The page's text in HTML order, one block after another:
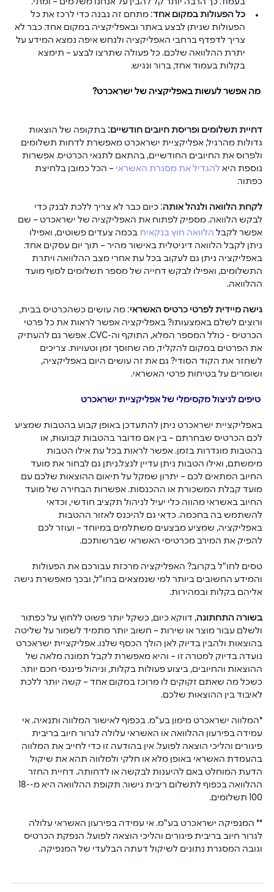
בעמוד. כך הרבה יותר קל להבין על אנחנו משלמים – ומתי.
כל הפעולות במקום אחד: מתחם זה נבנה כדי לרכז את כל
הפעולות שניתן לבצע באתר ובאפליקציה במקום אחד. כבר לא
צריך לדפדף ברחבי האפליקציה ולנחש איפה נמצא המידע על
יתרת ההלוואה שלכם. כל פעולה שתרצו לבצע – תימצא
בקלות בעמוד אחד, ברור ונגיש.
דחיית תשלומים ופריסת חיובים חודשיים: בתקופה של הוצאות
גדולות מהרגיל, אפליקציית ישראכרט מאפשרת לדחות תשלומים
ולפרוס את החיובים החודשיים, בהתאם לתנאי הכרטיס. אפשרות
נוספת היא להגדיל את מסגרת האשראי – הכל כמובן בלחיצת
כפתור.
לקחת הלוואה ולנהל אותה: כיום כבר לא צריך ללכת לבנק כדי
לבקש הלוואה. מספיק לפתוח את האפליקציה של ישראכרט – שם
אפשר לקבל הלוואה חוץ בנקאית בכמה צעדים פשוטים, ואפילו
ניתן לקבל הלוואה דיגיטלית באישור מהיר – תוך יום עסקים אחד.
באפליקציה ניתן גם לעקוב בכל עת אחרי מצב ההלוואה ויתרת
התשלומים, ואפילו לבקש דחייה של מספר תשלומים לסוף מועד
ההלוואה.
גישה מיידית לפרטי כרטיס האשראי: מה עושים כשהכרטיס בבית,
ורוצים לשלם באמצעותו? באפליקציה אפשר לראות את כל פרטי
הכרטיס - כולל המספר המלא, התוקף וה-CVC. אפשר גם להעתיק
את הפרטים במקום להקליד, מה שחוסך זמן וטעויות. צריכים
לשחזר את הקוד הסודי? גם את זה עושים היום באפליקציה,
ושומרים על בטיחות פרטי האשראי.
באפליקציית ישראכרט ניתן להתעדכן באופן קבוע בהטבות שמציע
לכם הכרטיס שבחרתם – בין אם מדובר בהטבות קבועות, או
בהטבות מוגדרות בזמן. אפשר לראות בכל עת אילו הטבות
מימשתם, ואילו הטבות ניתן עדיין לנצל.ניתן גם לבחור את מועד
החיוב המתאים לכם – יתרון שמקל על תיאום ההוצאות שלכם עם
מועד קבלת המשכורת או ההכנסות. אפשרות הבחירה של מועד
החיוב באשראי מהווה כלי יעיל לניהול תקציב חודשי, וכדאי
להשתמש בה בחכמה. כדאי גם להיכנס לאזור ההטבות
באפליקציה, שמציע מבצעים משתלמים במיוחד – ועוזר לכם
להפיק את המירב מכרטיסי האשראי שברשותכם.
טסים לחו"ל בקרוב? האפליקציה מרכזת עבורכם את הפעולות
והמידע החשובים ביותר למי שנמצאים בחו"ל, ובכך מאפשרת גישה
אליהם בקלות ובמהירות.
בשורה התחתונה, דווקא כיום, כשקל יותר פשוט ללחוץ על כפתור
ולשלם עבור מוצר או שירות – חשוב יותר מתמיד לשמור על שליטה
בהוצאות ולהבין בדיוק לאן הולך הכסף שלנו. אפליקציית ישראכרט
נועדה בדיוק למטרה זו – והיא מאפשרת לקבל תמונה מלאה של
ההוצאות והחיובים, ביצוע פעולות בקלות, וניהול פיננסי חכם יותר.
כשכל מה שאתם זקוקים לו מרוכז במקום אחד – קשה יותר ללכת
לאיבוד בין ההוצאות שלכם.
*המלווה ישראכרט מימון בע"מ. בכפוף לאישור המלווה ותנאיה. אי
עמידה בפירעון ההלוואה או האשראי עלולה לגרור חיוב בריבית
פיגורים והליכי הוצאה לפועל. אין בהודעה זו כדי לחייב את המלווה
בהעמדת האשראי באופן מלא או חלקי ולמלווה תהא את שיקול
הדעת המוחלט באם להיענות לבקשה או לדחותה. דחיית החזר
ההלוואה בכפוף לתשלום ריבית גישור. תקופת ההלוואה היא מ-18-
100 תשלומים.
** המנפיקה ישראכרט בע"מ. אי עמידה בפירעון האשראי עלולה
לגרור חיוב בריבית פיגורים והליכי הוצאה לפועל. הנפקת הכרטיס
וגובה המסגרת נתונים לשיקול דעתה הבלעדי של המנפיקה.